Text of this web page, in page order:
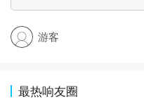
游客
最热响友圈